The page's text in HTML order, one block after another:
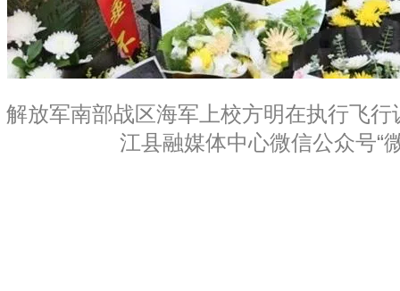
解放军南部战区海军上校方明在执行飞
江县融媒体中心微信公众号“